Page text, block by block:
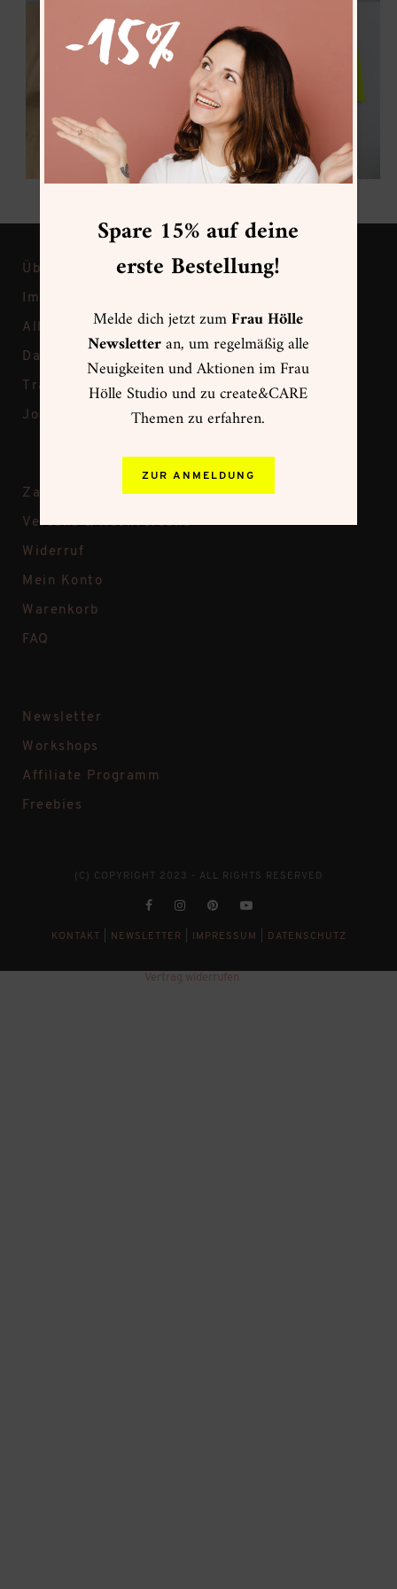
Über Frau Hölle
Impressum
Allgemeine Geschäftsbedingungen
Datenschutz
Transparenz bei Frau Hölle
Jobs
Zahlungsweisen
Versand & Rückversand
Widerruf
Mein Konto
Warenkorb
FAQ
Newsletter
Workshops
Affiliate Programm
Freebies
(C) COPYRIGHT 2023 - ALL RIGHTS RESERVED
KONTAKT NEWSLETTER IMPRESSUM DATENSCHUTZ
Vertrag widerrufen
Spare 15% auf deine
erste Bestellung!
Melde dich jetzt zumFrau Hölle
Newsletteran, um regelmäßig alle
Neuigkeiten und Aktionen im Frau
Hölle Studio und zu create&CARE
Themen zu erfahren.
ZUR ANMELDUNG